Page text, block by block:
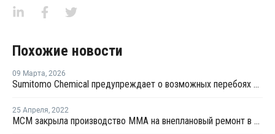
Похожие новости
09 Марта, 2026
Sumitomo Chemical предупреждает о возможных перебоях в поставках метилметакрилата из Сингапура
25 Апреля, 2022
MCM закрыла производство ММА на внеплановый ремонт в Сингапуре